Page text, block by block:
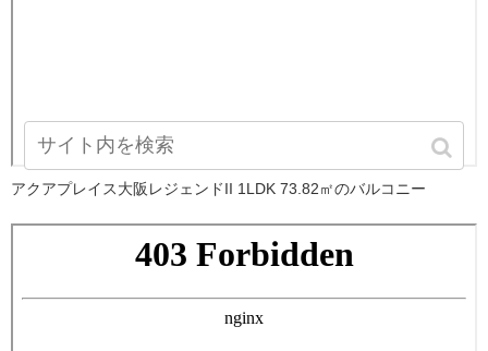
アクアプレイス大阪レジェンドII 1LDK 73.82㎡のバルコニー